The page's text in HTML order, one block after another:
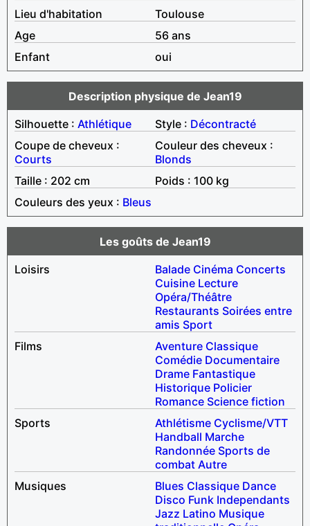
Lieu d'habitation
Toulouse
Age
56 ans
Enfant
oui
Description physique de Jean19
Silhouette : Athlétique Style : Décontracté
Coupe de cheveux :
Courts
Couleur des cheveux :
Blonds
Taille : 202 cm
Poids : 100 kg
Couleurs des yeux : Bleus
Les goûts de Jean19
Loisirs
Balade Cinéma Concerts
Cuisine Lecture
Opéra/Théâtre
Restaurants Soirées entre
amis Sport
Films
Aventure Classique
Comédie Documentaire
Drame Fantastique
Historique Policier
Romance Science fiction
Sports
Athlétisme Cyclisme/VTT
Handball Marche
Randonnée Sports de
combat Autre
Musiques
Blues Classique Dance
Disco Funk Independants
Jazz Latino Musique